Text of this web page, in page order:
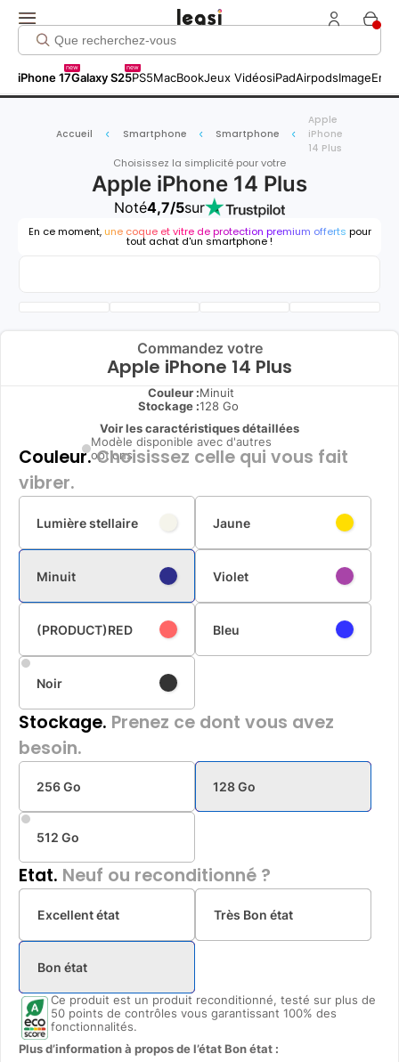
iPhone 17
new
Galaxy S25
new
PS5MacBookJeux VidéosiPadAirpodsImage
Accueil Smartphone Smartphone
Apple
iPhone
14 Plus
Choisissez la simplicité pour votre
Apple iPhone 14 Plus
Noté4,7/5sur
En ce moment, une coque et vitre de protection premium offerts pour
tout achat d'un smartphone !
Commandez votre
Apple iPhone 14 Plus
Couleur :Minuit
Stockage :128 Go
Voir les caractéristiques détaillées
Modèle disponible avec d'autres
options
Couleur.Choisissez celle qui vous fait
vibrer.
Lumière stellaire Jaune
Minuit Violet
(PRODUCT)RED Bleu
Noir
Stockage. Prenez ce dont vous avez
besoin.
256 Go 128 Go
512 Go
Etat. Neuf ou reconditionné ?
Excellent état Très Bon état
Bon état
Ce produit est un produit reconditionné, testé sur plus de
50 points de contrôles vous garantissant 100% des
fonctionnalités.
Plus d’information à propos de l’état Bon état :